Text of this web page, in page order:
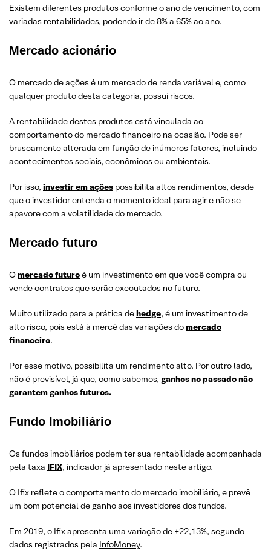
Existem diferentes produtos conforme o ano de vencimento, com
variadas rentabilidades, podendo ir de 8% a 65% ao ano.
Mercado acionário
O mercado de ações é um mercado de renda variável e, como
qualquer produto desta categoria, possui riscos.
A rentabilidade destes produtos está vinculada ao
comportamento do mercado financeiro na ocasião. Pode ser
bruscamente alterada em função de inúmeros fatores, incluindo
acontecimentos sociais, econômicos ou ambientais.
Por isso, investir em ações possibilita altos rendimentos, desde
que o investidor entenda o momento ideal para agir e não se
apavore com a volatilidade do mercado.
Mercado futuro
Omercado futuroé um investimento em que você compra ou
vende contratos que serão executados no futuro.
Muito utilizado para a prática dehedge, é um investimento de
alto risco, pois está à mercê das variações domercado
financeiro.
Por esse motivo, possibilita um rendimento alto. Por outro lado,
não é previsível, já que, como sabemos, ganhos no passado não
garantem ganhos futuros.
Fundo Imobiliário
Os fundos imobiliários podem ter sua rentabilidade acompanhada
pela taxa IFIX, indicador já apresentado neste artigo.
O Ifix reflete o comportamento do mercado imobiliário, e prevê
um bom potencial de ganho aos investidores dos fundos.
Em 2019, o Ifix apresenta uma variação de +22,13%, segundo
dados registrados pela InfoMoney.